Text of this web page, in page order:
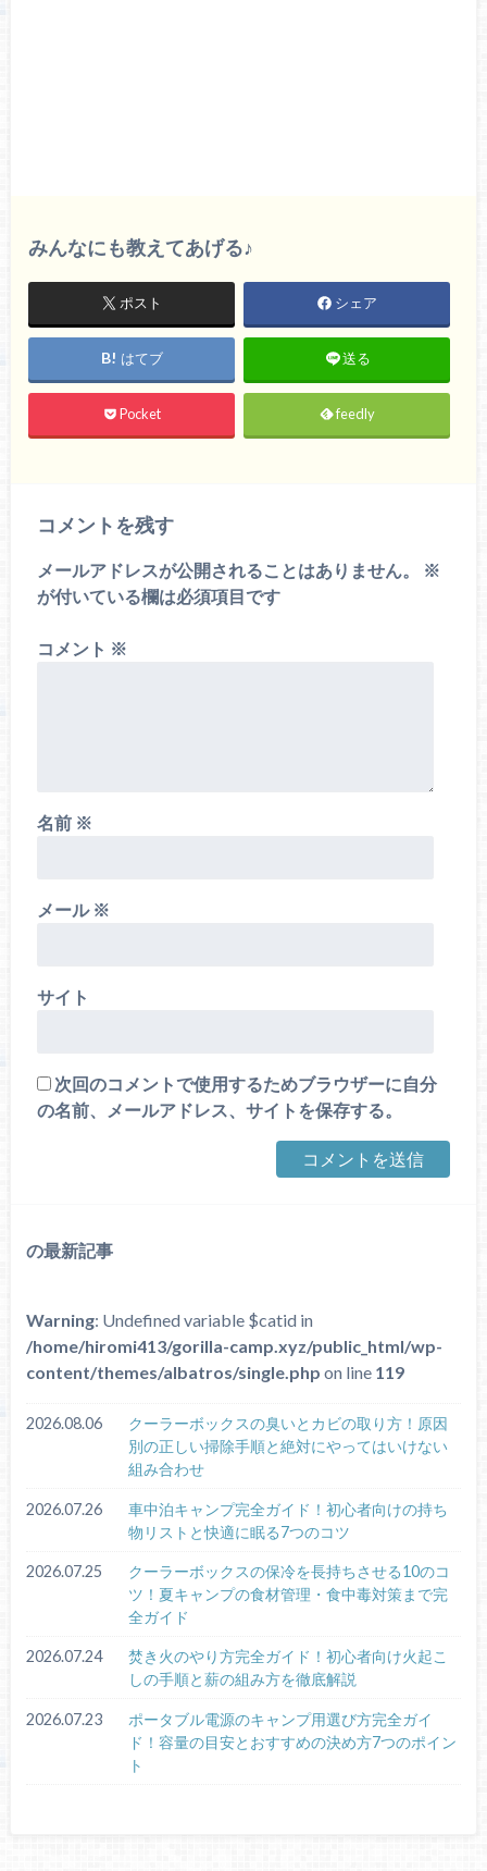
みんなにも教えてあげる♪
ポスト シェア
はてブ 送る
Pocket feedly
コメントを残す
メールアドレスが公開されることはありません。
※
が付いている欄は必須項目です
コメント ※
名前 ※
メール ※
サイト
次回のコメントで使用するためブラウザーに自分
の名前、メールアドレス、サイトを保存する。
の最新記事
Warning: Undefined variable $catid in
/home/hiromi413/gorilla-camp.xyz/public_html/wp-
content/themes/albatros/single.php on line 119
2026.08.06
クーラーボックスの臭いとカビの取り方！原因
別の正しい掃除手順と絶対にやってはいけない
組み合わせ
2026.07.26
車中泊キャンプ完全ガイド！初心者向けの持ち
物リストと快適に眠る7つのコツ
2026.07.25
クーラーボックスの保冷を長持ちさせる10のコ
ツ！夏キャンプの食材管理・食中毒対策まで完
全ガイド
2026.07.24
焚き火のやり方完全ガイド！初心者向け火起こ
しの手順と薪の組み方を徹底解説
2026.07.23
ポータブル電源のキャンプ用選び方完全ガイ
ド！容量の目安とおすすめの決め方7つのポイン
ト